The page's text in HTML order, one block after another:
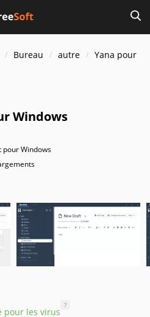
Bureau autre
Yana pour
Windows
pour Windows
pour les virus
?